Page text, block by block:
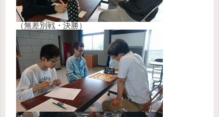
（無差別戦・決勝）